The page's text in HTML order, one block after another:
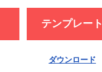
テンプレート
ダウンロード